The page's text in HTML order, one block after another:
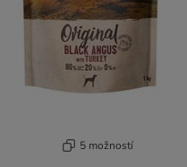
5 možností